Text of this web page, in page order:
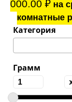
000.00₽ на
комнатные
Категория
Грамм